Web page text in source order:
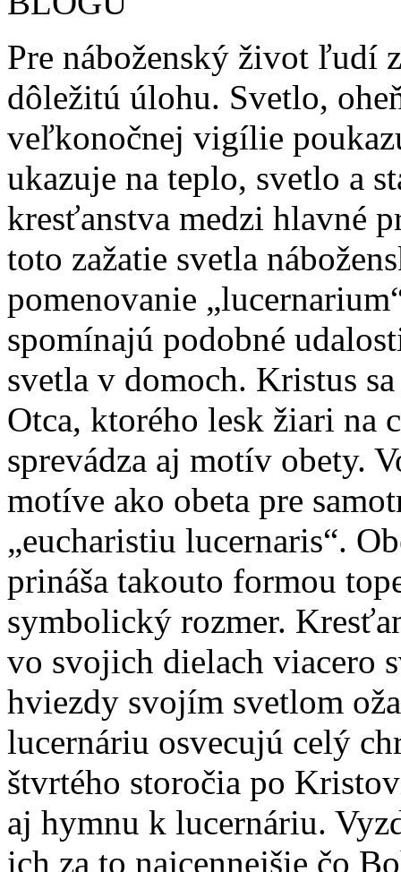
Pre náboženský život ľudí
dôležitú úlohu. Svetlo,
veľkonočnej vigílie
ukazuje na teplo, svetlo a
kresťanstva medzi hlavné
toto zažatie svetla
pomenovanie
spomínajú podobné
svetla v domoch. Kristus
Otca, ktorého lesk žiari na
sprevádza aj motív obety.
motíve ako obeta pre
„eucharistiu lucernaris“.
prináša takouto formou
symbolický rozmer.
vo svojich dielach viacero
hviezdy svojím svetlom
lucernáriu osvecujú celý
štvrtého storočia po
aj hymnu k lucernáriu.
ich za to najcennejšie čo